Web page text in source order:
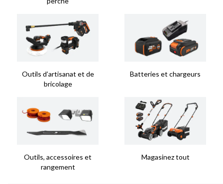
Outils d’artisanat et de
bricolage
Batteries et chargeurs
Outils, accessoires et
rangement
Magasinez tout